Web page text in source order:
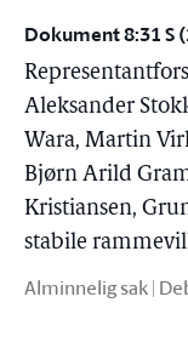
Dokument 8:31 S
Aleksander
Wara, Martin
Bjørn Arild
Kristiansen,
stabile
Alminnelig sak |